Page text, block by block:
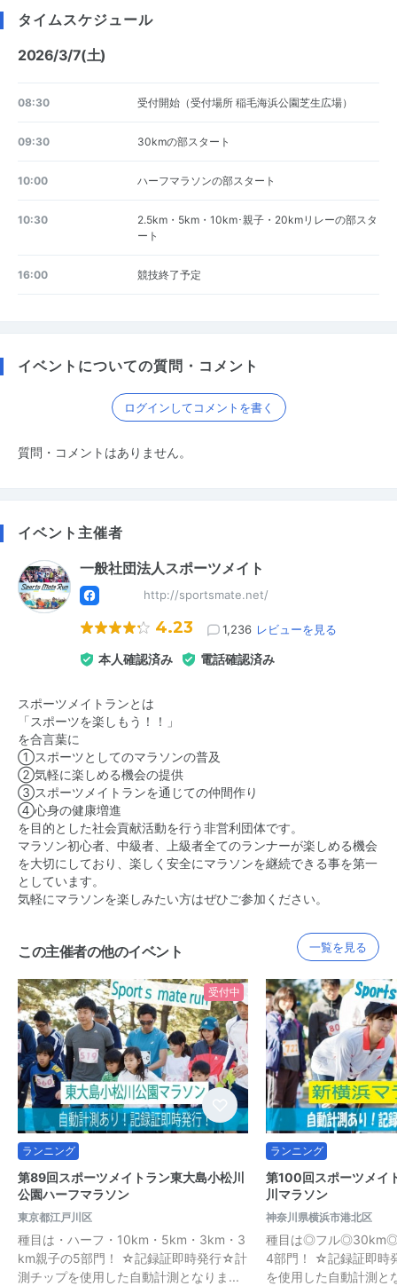
タイムスケジュール
2026/3/7(土)
08:30 受付開始（受付場所 稲毛海浜公園芝生広場）
09:30 30kmの部スタート
10:00 ハーフマラソンの部スタート
10:30
2.5km・5km・10km･親子・20kmリレーの部スタ
ート
16:00 競技終了予定
イベントについての質問・コメント
ログインしてコメントを書く
質問・コメントはありません。
イベント主催者
一般社団法人スポーツメイト
http://sportsmate.net/
4.23 1,236 レビューを見る
本人確認済み 電話確認済み
スポーツメイトランとは
「スポーツを楽しもう！！」
を合言葉に
①スポーツとしてのマラソンの普及
②気軽に楽しめる機会の提供
③スポーツメイトランを通じての仲間作り
④心身の健康増進
を目的とした社会貢献活動を行う非営利団体です。
マラソン初心者、中級者、上級者全てのランナーが楽しめる機会
を大切にしており、楽しく安全にマラソンを継続できる事を第一
としています。
気軽にマラソンを楽しみたい方はぜひご参加ください。
この主催者の他のイベント 一覧を見る
受付中
ランニング
第89回スポーツメイトラン東大島小松川
公園ハーフマラソン
東京都江戸川区
種目は・ハーフ・10km・5km・3km・3
km親子の5部門！ ☆記録証即時発行☆計
測チップを使用した自動計測となりま...
ランニング
第100回スポーツメイ
川マラソン
神奈川県横浜市港北区
種目は◎フル
4部門！ ☆記録証即時
を使用した自動計測と